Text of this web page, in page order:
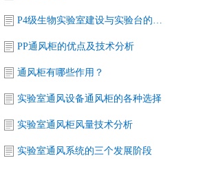
PP通风柜的优点及技术分析
通风柜有哪些作用？
实验室通风设备通风柜的各种选择
实验室通风柜风量技术分析
实验室通风系统的三个发展阶段